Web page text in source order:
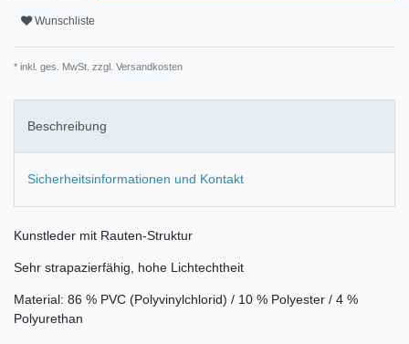
Wunschliste
* inkl. ges. MwSt. zzgl. Versandkosten
Beschreibung
Sicherheitsinformationen und Kontakt
Kunstleder mit Rauten-Struktur
Sehr strapazierfähig, hohe Lichtechtheit
Material: 86 % PVC (Polyvinylchlorid) / 10 % Polyester / 4 %
Polyurethan